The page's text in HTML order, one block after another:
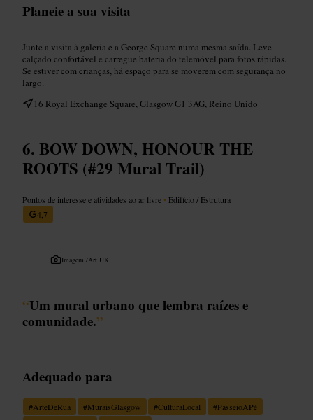
Planeie a sua visita
Junte a visita à galeria e a George Square numa mesma saída. Leve
calçado confortável e carregue bateria do telemóvel para fotos rápidas.
Se estiver com crianças, há espaço para se moverem com segurança no
largo.
16 Royal Exchange Square, Glasgow G1 3AG, Reino Unido
BOW DOWN, HONOUR THE
ROOTS (#29 Mural Trail)
Pontos de interesse e atividades ao ar livre • Edifício / Estrutura
4,7
Imagem /Art UK
“Um mural urbano que lembra raízes e
comunidade.”
Adequado para
#ArteDeRua #MuraisGlasgow #CulturaLocal #PasseioAPé